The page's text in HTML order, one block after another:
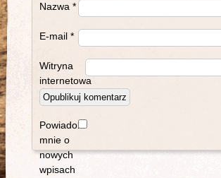
Nazwa *
E-mail *
Witryna
internetowa
Powiadom
mnie o
nowych
wpisach